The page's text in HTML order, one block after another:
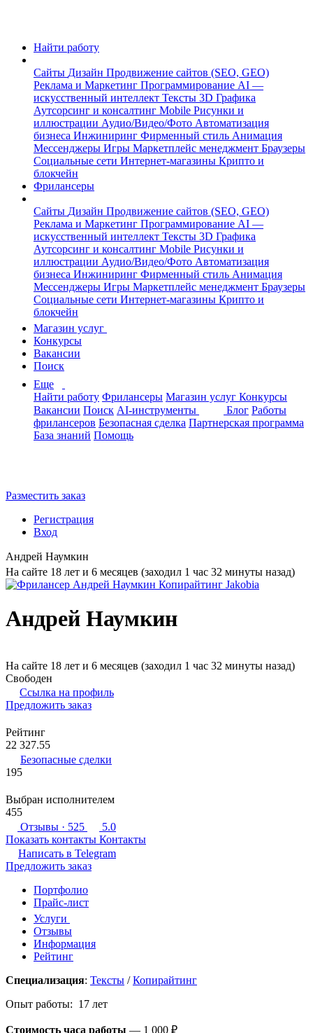
Найти работу
Сайты Дизайн Продвижение сайтов (SEO, GEO)
Реклама и Маркетинг Программирование AI —
искусственный интеллект Тексты 3D Графика
Аутсорсинг и консалтинг Mobile Рисунки и
иллюстрации Аудио/Видео/Фото Автоматизация
бизнеса Инжиниринг Фирменный стиль Анимация
Мессенджеры Игры Маркетплейс менеджмент Браузеры
Социальные сети Интернет-магазины Крипто и
блокчейн
Фрилансеры
Сайты Дизайн Продвижение сайтов (SEO, GEO)
Реклама и Маркетинг Программирование AI —
искусственный интеллект Тексты 3D Графика
Аутсорсинг и консалтинг Mobile Рисунки и
иллюстрации Аудио/Видео/Фото Автоматизация
бизнеса Инжиниринг Фирменный стиль Анимация
Мессенджеры Игры Маркетплейс менеджмент Браузеры
Социальные сети Интернет-магазины Крипто и
блокчейн
Магазин услуг
Конкурсы
Вакансии
Поиск
Еще
Найти работу Фрилансеры Магазин услуг Конкурсы
Вакансии Поиск AI-инструменты Блог Работы
фрилансеров Безопасная сделка Партнерская программа
База знаний Помощь
Разместить заказ
Регистрация
Вход
Андрей Наумкин
На сайте 18 лет и 6 месяцев (заходил 1 час 32 минуты назад)
Андрей Наумкин
На сайте 18 лет и 6 месяцев (заходил 1 час 32 минуты назад)
Свободен
Ссылка на профиль
Предложить заказ
Рейтинг
22 327.55
Безопасные сделки
195
Выбран исполнителем
455
Отзывы · 525
5.0
Показать контакты Контакты
Написать в Telegram
Предложить заказ
Портфолио
Прайс-лист
Услуги
Отзывы
Информация
Рейтинг
Специализация: Тексты /Копирайтинг
Опыт работы: 17 лет
Стоимость часа работы — 1 000 ₽